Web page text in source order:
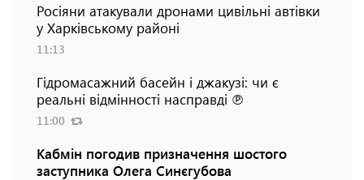
Росіяни атакували дронами цивільні автівки
у Харківському районі
11:13
Гідромасажний басейн і джакузі: чи є
реальні відмінності насправді ℗
11:00
Кабмін погодив призначення шостого
заступника Олега Синєгубова